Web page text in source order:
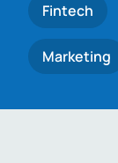
Fintech
Marketing